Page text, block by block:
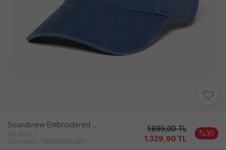
Soundvıew Embroıdered Baseball Erkek Mavı Şapka
Tek Renk
Ürün Kodu : TB0A66BA2881
1.899,00TL
1.329,90 TL
%30